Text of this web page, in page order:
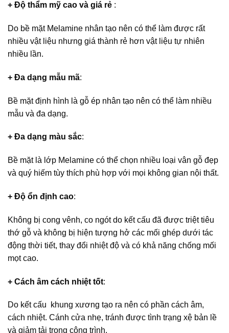
+ Độ thẩm mỹ cao và giá rẻ :
Do bề mặt Melamine nhân tạo nên có thể làm được rất
nhiều vật liệu nhưng giá thành rẻ hơn vật liệu tự nhiên
nhiều lần.
+ Đa dạng mẫu mã:
Bề mặt định hình là gỗ ép nhân tạo nên có thể làm nhiều
mẫu và đa dạng.
+ Đa dạng màu sắc:
Bề mặt là lớp Melamine có thể chọn nhiều loại vân gỗ đẹp
và quý hiếm tùy thích phù hợp với mọi không gian nội thất.
+ Độ ổn định cao:
Không bị cong vênh, co ngót do kết cấu đã được triệt tiêu
thớ gỗ và không bị hiện tượng hở các mối ghép dưới tác
động thời tiết, thay đổi nhiệt độ và có khả năng chống mối
mọt cao.
+ Cách âm cách nhiệt tốt:
Do kết cấu khung xương tạo ra nên có phần cách âm,
cách nhiệt. Cánh cửa nhẹ, tránh được tình trạng xệ bản lề
và giảm tải trọng công trình.